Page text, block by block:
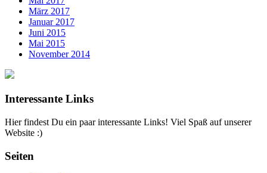
März 2017
Januar 2017
Juni 2015
Mai 2015
November 2014
Interessante Links
Hier findest Du ein paar interessante Links! Viel Spaß auf unserer
Website :)
Seiten